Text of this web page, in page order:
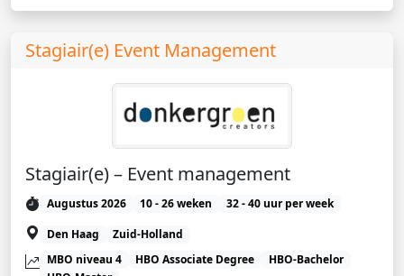
Stagiair(e) Event Management
Stagiair(e) – Event management
Augustus 2026 10 - 26 weken
32 - 40 uur per week
Den Haag
Zuid-Holland
MBO niveau 4
HBO Associate Degree
HBO-Bachelor